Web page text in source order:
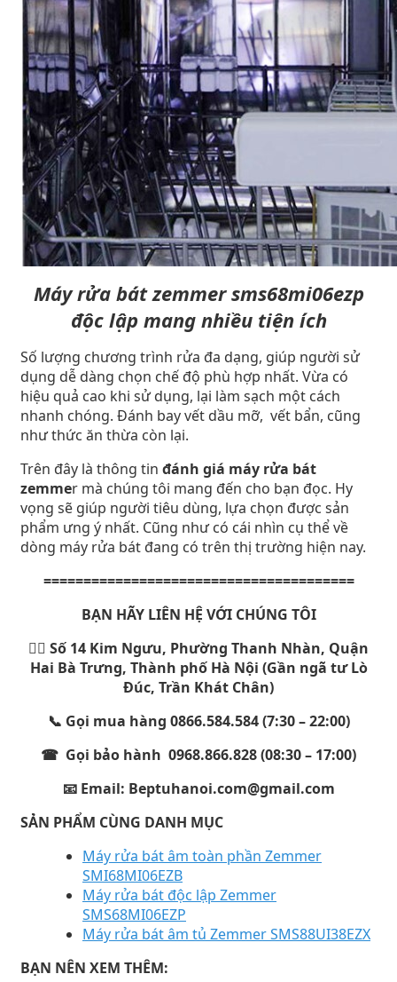
Máy rửa bát zemmer sms68mi06ezp
độc lập mang nhiều tiện ích
Số lượng chương trình rửa đa dạng, giúp người sử
dụng dễ dàng chọn chế độ phù hợp nhất. Vừa có
hiệu quả cao khi sử dụng, lại làm sạch một cách
nhanh chóng. Đánh bay vết dầu mỡ, vết bẩn, cũng
như thức ăn thừa còn lại.
Trên đây là thông tin đánh giá máy rửa bát
zemmer mà chúng tôi mang đến cho bạn đọc. Hy
vọng sẽ giúp người tiêu dùng, lựa chọn được sản
phẩm ưng ý nhất. Cũng như có cái nhìn cụ thể về
dòng máy rửa bát đang có trên thị trường hiện nay.
=======================================
BẠN HÃY LIÊN HỆ VỚI CHÚNG TÔI
🏳️‍🌈 Số 14 Kim Ngưu, Phường Thanh Nhàn, Quận
Hai Bà Trưng, Thành phố Hà Nội (Gần ngã tư Lò
Đúc, Trần Khát Chân)
📞 Gọi mua hàng 0866.584.584 (7:30 – 22:00)
☎ Gọi bảo hành 0968.866.828 (08:30 – 17:00)
📧 Email: Beptuhanoi.com@gmail.com
SẢN PHẨM CÙNG DANH MỤC
Máy rửa bát âm toàn phần Zemmer
SMI68MI06EZB
Máy rửa bát độc lập Zemmer
SMS68MI06EZP
Máy rửa bát âm tủ Zemmer SMS88UI38EZX
BẠN NÊN XEM THÊM: